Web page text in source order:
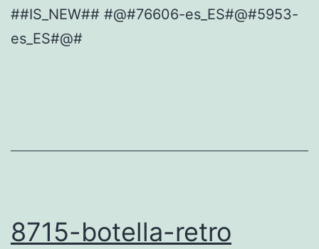
##IS_NEW## #@#76606-es_ES#@#5953-
es_ES#@#
8715-botella-retro